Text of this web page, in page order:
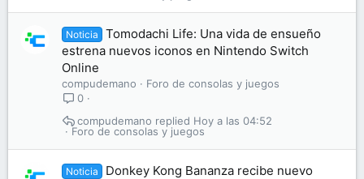
Noticia
Tomodachi Life: Una vida de ensueño
estrena nuevos iconos en Nintendo Switch
Online
compudemano
Foro de consolas y juegos
0
Foro de consolas y juegos
Hoy a las 04:52
compudemano
Noticia
Donkey Kong Bananza recibe nuevo